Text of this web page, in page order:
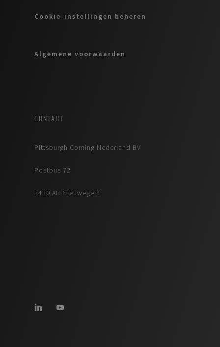
Cookie-instellingen beheren
Algemene voorwaarden
CONTACT
Pittsburgh Corning Nederland BV
Postbus 72
3430 AB Nieuwegein